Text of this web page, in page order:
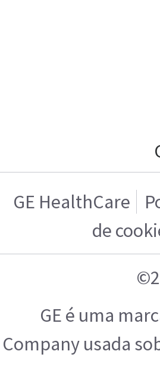
GE HealthCare
de
GE é uma
Company usada